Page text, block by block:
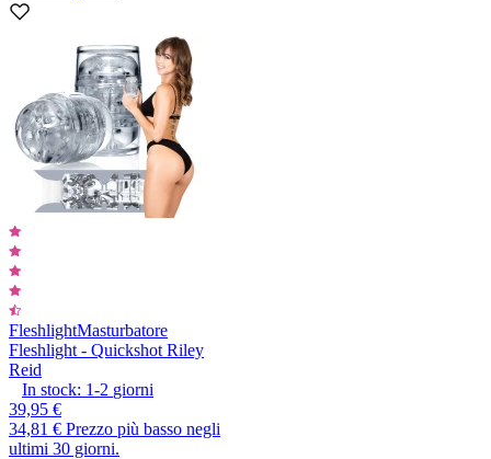
FleshlightMasturbatore
Fleshlight - Quickshot Riley
Reid
In stock: 1-2 giorni
39,95 €
34,81 € Prezzo più basso negli
ultimi 30 giorni.